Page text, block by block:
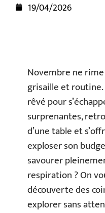
19/04/2026
Novembre ne
grisaille et routine.
rêvé pour
surprenantes,
d’une table et
exploser son
savourer
respiration ? On
découverte des
explorer sans